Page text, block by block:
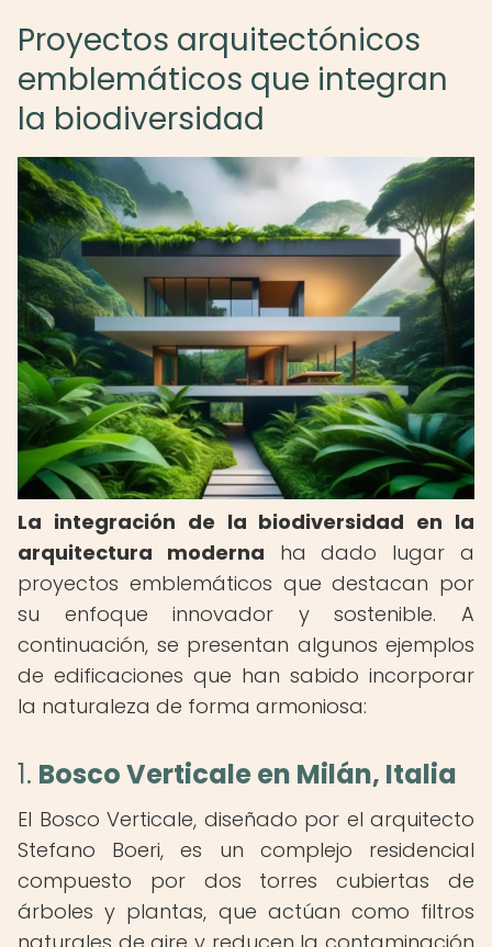
Proyectos arquitectónicos
emblemáticos que integran
la biodiversidad
La integración de la biodiversidad en la
arquitectura moderna ha dado lugar a
proyectos emblemáticos que destacan por
su enfoque innovador y sostenible. A
continuación, se presentan algunos ejemplos
de edificaciones que han sabido incorporar
la naturaleza de forma armoniosa:
1. Bosco Verticale en Milán, Italia
El Bosco Verticale, diseñado por el arquitecto
Stefano Boeri, es un complejo residencial
compuesto por dos torres cubiertas de
árboles y plantas, que actúan como filtros